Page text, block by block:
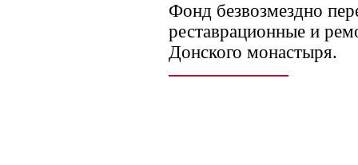
Фонд безвозмездно
реставрационные и
Донского монастыря.